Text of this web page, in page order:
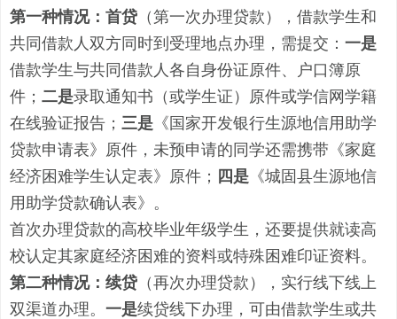
第一种情况： 首贷 （第一次办理贷款） ， 借款学生和
共同借款人双方同时到受理地点办理 ， 需提交： 一是
借款学生与共同借款人 各自身份证原件、
户口簿原
件； 二是录取通知书（或学生证）原件或学信网学籍
在线验证报告 ； 三是 《国家开发银行生源地信用助学
贷款申请表》原件 ， 未预申请的同学还需携带 《家庭
经济困难学生认定表》原件； 四是 《城固县生源地信
用助学贷款确认表》 。
首次办理贷款的高校毕业年级学生， 还要提供就读高
校认定其家庭经济困难的资料或特殊困难印证资料。
第二种情况： 续贷 （再次办理贷款），实行线下线上
双渠道办理。 一是续贷线下办理 ， 可由借款学生或共